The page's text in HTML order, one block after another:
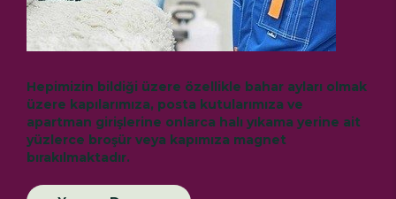
Hepimizin bildiği üzere özellikle bahar ayları olmak
üzere kapılarımıza, posta kutularımıza ve
apartman girişlerine onlarca halı yıkama yerine ait
yüzlerce broşür veya kapımıza magnet
bırakılmaktadır.